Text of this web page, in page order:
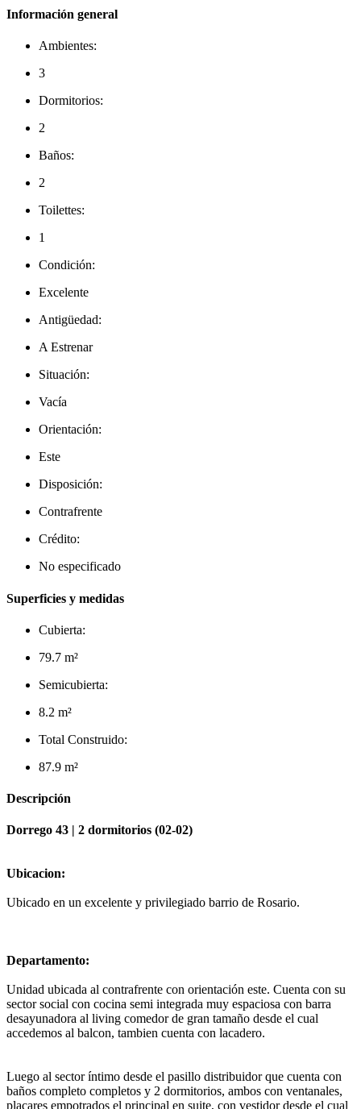
Información general
Ambientes:
3
Dormitorios:
2
Baños:
2
Toilettes:
1
Condición:
Excelente
Antigüedad:
A Estrenar
Situación:
Vacía
Orientación:
Este
Disposición:
Contrafrente
Crédito:
No especificado
Superficies y medidas
Cubierta:
79.7 m²
Semicubierta:
8.2 m²
Total Construido:
87.9 m²
Descripción
Dorrego 43 | 2 dormitorios (02-02)
Ubicacion:
Ubicado en un excelente y privilegiado barrio de Rosario.
Departamento:
Unidad ubicada al contrafrente con orientación este. Cuenta con su
sector social con cocina semi integrada muy espaciosa con barra
desayunadora al living comedor de gran tamaño desde el cual
accedemos al balcon, tambien cuenta con lacadero.
Luego al sector íntimo desde el pasillo distribuidor que cuenta con
baños completo completos y 2 dormitorios, ambos con ventanales,
placares empotrados el principal en suite, con vestidor desde el cual